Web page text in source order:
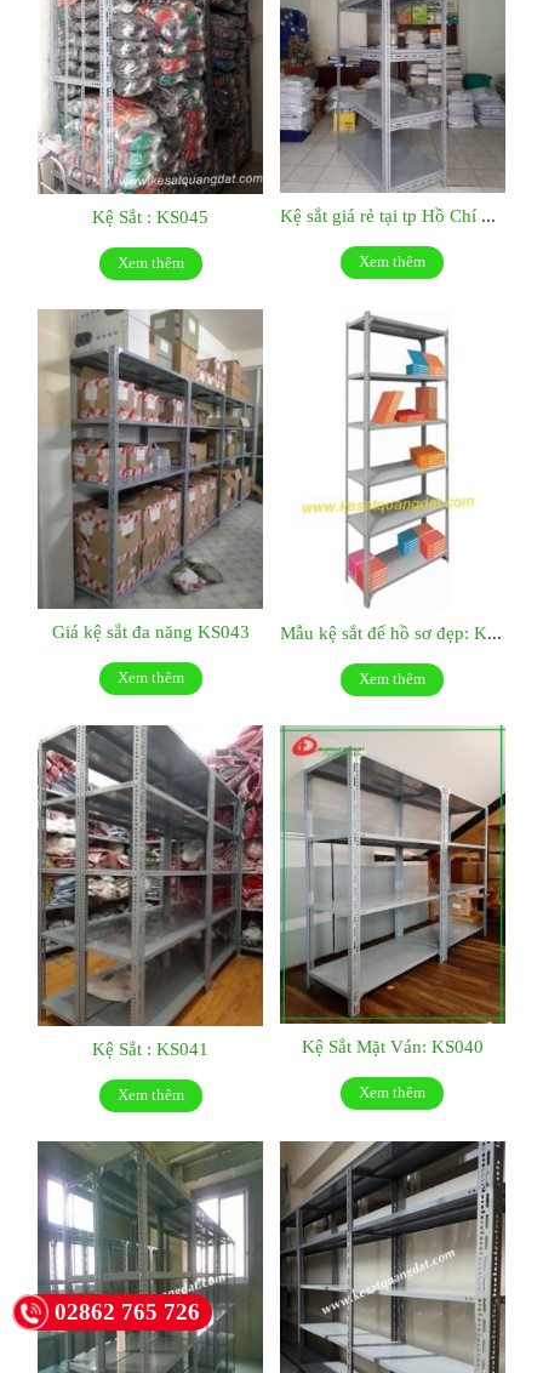
Kệ Sắt : KS045
Xem thêm
Kệ sắt giá rẻ tại tp Hồ Chí Minh:KS044
Xem thêm
Giá kệ sắt đa năng KS043
Xem thêm Xem thêm
Kệ Sắt : KS041
Xem thêm
Kệ Sắt Mặt Ván: KS040
Xem thêm
02862 765 726